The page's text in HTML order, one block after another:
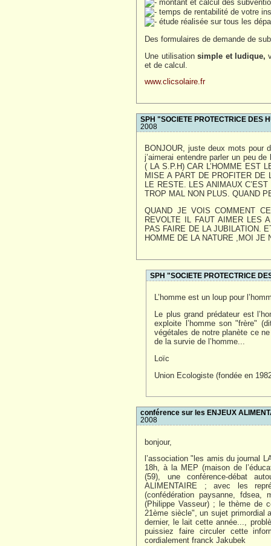
montant et calcul des
temps de rentabilité de votre
étude réalisée sur tous les
Des formulaires de demande de
Une utilisationsimple et ludique,
et de calcul.
www.clicsolaire.fr
SPH "SOCIETE PROTECTRICE DES
2008
BONJOUR, juste deux mots pour
j’aimerai entendre parler un peu
( LA S.P.H) CAR L’HOMME EST
MISE A PART DE PROFITER DE
LE RESTE. LES ANIMAUX
TROP MAL NON PLUS. QUAND
QUAND JE VOIS COMMENT
REVOLTE IL FAUT AIMER LES
PAS FAIRE DE LA JUBILATION.
HOMME DE LA NATURE ,MOI JE
SPH "SOCIETE PROTECTRICE
L’homme est un loup pour
Le plus grand prédateur est
exploite l’homme son "frère"
végétales de notre planète ce
de la survie de l’homme...
Loïc
Union Ecologiste (fondée en
conférence sur les ENJEUX
2008
bonjour,
l’association "les amis du journal
18h, à la MEP (maison de
(59), une conférence-débat
ALIMENTAIRE ; avec les
(confédération paysanne, fdsea,
(Philippe Vasseur) ; le thème de
21ème siècle", un sujet primordial
dernier, le lait cette année...,
puissiez faire circuler cette
cordialement franck Jakubek